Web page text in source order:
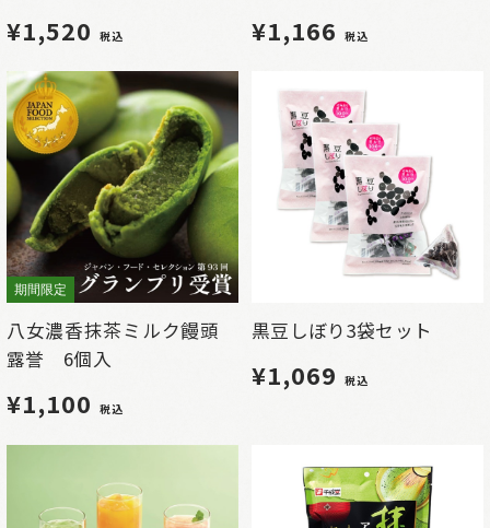
¥1,520 税込 ¥1,166 税込
期間限定
八女濃香抹茶ミルク饅頭
露誉 6個入
¥1,100 税込
黒豆しぼり3袋セット
¥1,069 税込